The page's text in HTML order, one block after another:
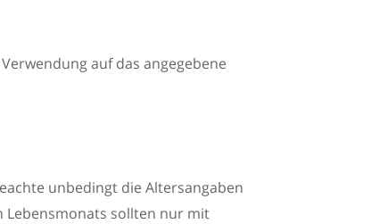
auf das angegebene
unbedingt die Altersangaben
Lebensmonats sollten nur mit